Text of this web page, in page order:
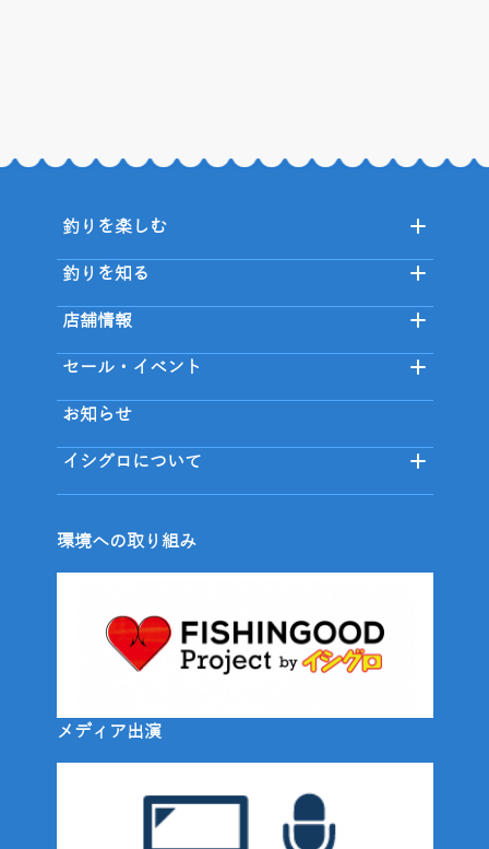
釣りを楽しむ
釣りを知る
店舗情報
セール・イベント
お知らせ
イシグロについて
環境への取り組み
メディア出演